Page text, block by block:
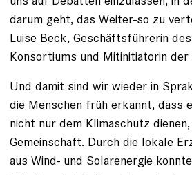
darum geht, das Weiter-so zu
Luise Beck, Geschäftsführerin
Konsortiums und Mitinitiatorin der
Und damit sind wir wieder in
die Menschen früh erkannt, dass
nicht nur dem Klimaschutz
Gemeinschaft. Durch die lokale
aus Wind- und Solarenergie